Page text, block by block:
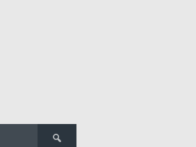
Найти: